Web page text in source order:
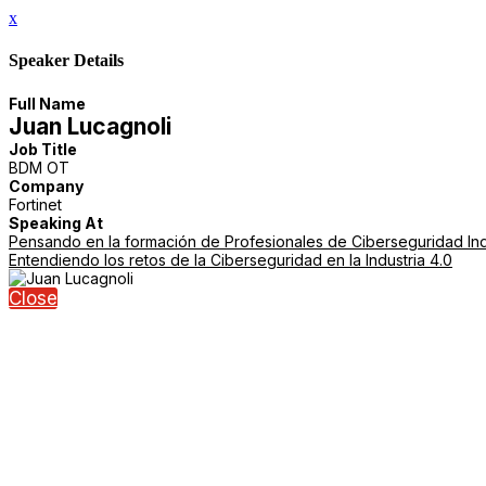
x
Speaker Details
Full Name
Juan Lucagnoli
Job Title
BDM OT
Company
Fortinet
Speaking At
Pensando en la formación de Profesionales de Ciberseguridad
Entendiendo los retos de la Ciberseguridad en la Industria 4.0
Close